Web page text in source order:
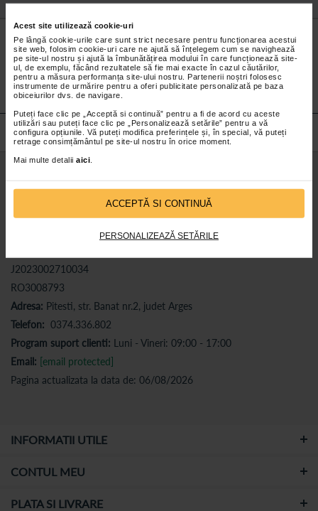
Acest site utilizează cookie-uri
Pe lângă cookie-urile care sunt strict necesare pentru funcționarea acestui
site web, folosim cookie-uri care ne ajută să înțelegem cum se navighează
pe site-ul nostru și ajută la îmbunătățirea modului în care funcționează site-
ul, de exemplu, făcând rezultatele să fie mai exacte în cazul căutărilor,
pentru a măsura performanța site-ului nostru. Partenerii noștri folosesc
instrumente de urmărire pentru a oferi publicitate personalizată pe baza
obiceiurilor dvs. de navigare.
Puteți face clic pe „Acceptă si continuă” pentru a fi de acord cu aceste
utilizări sau puteți face clic pe „Personalizează setările” pentru a vă
configura opțiunile. Vă puteți modifica preferințele și, în special, vă puteți
retrage consimțământul pe site-ul nostru în orice moment.
Mai multe detalii aici
ACCEPTĂ SI CONTINUĂ
PERSONALIZEAZĂ SETĂRILE
proprietatea de a retine foarte bine caldura emanata de
propriul corp, creand un efect de sauna care accelereaza
procesul de slabire. Pe langa faptul ca imbunatateste circulatia
sistemului sangvin, contribuie la eliminarea tesutului adipos din
zona coapselor, a feselor, talie si burta.
De ce sa alegi Catena Pas cu Pas?
Punem accent pe calitate, inovatie, eficacitate si nu in ultimul
rand pe siguranta utilizatorilor. Alegem marci si produse de
incredere, oferind o experienta de cumparaturi usoara si
chiar in cea mai apropiata farmacie Catena!
Nu lăsa niciunpreț micneobservat.
Abonează-tela newsletter-ul nostru!
Abonare
J2023002710034
RO3008793
Adresa: Pitesti, str. Banat nr.2, judet Arges
Telefon: 0374.336.802
Program suport clienti: Luni - Vineri: 09:00 - 17:00
Email: [email protected]
Pagina actualizata la data de: 06/08/2026
INFORMATII UTILE
CONTUL MEU
PLATA SI LIVRARE